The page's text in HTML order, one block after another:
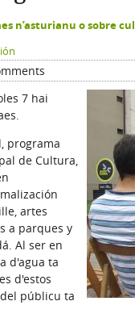
n’asturianu o sobre
7 hai
programa
de Cultura,
artes
a parques y
Al ser en
d'agua ta
d'estos
públicu ta